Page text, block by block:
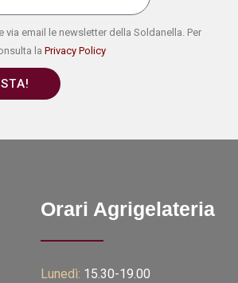
via email le newsletter della Soldanella. Per
laPrivacy Policy
Orari Agrigelateria
Lunedì: 15.30-19.00